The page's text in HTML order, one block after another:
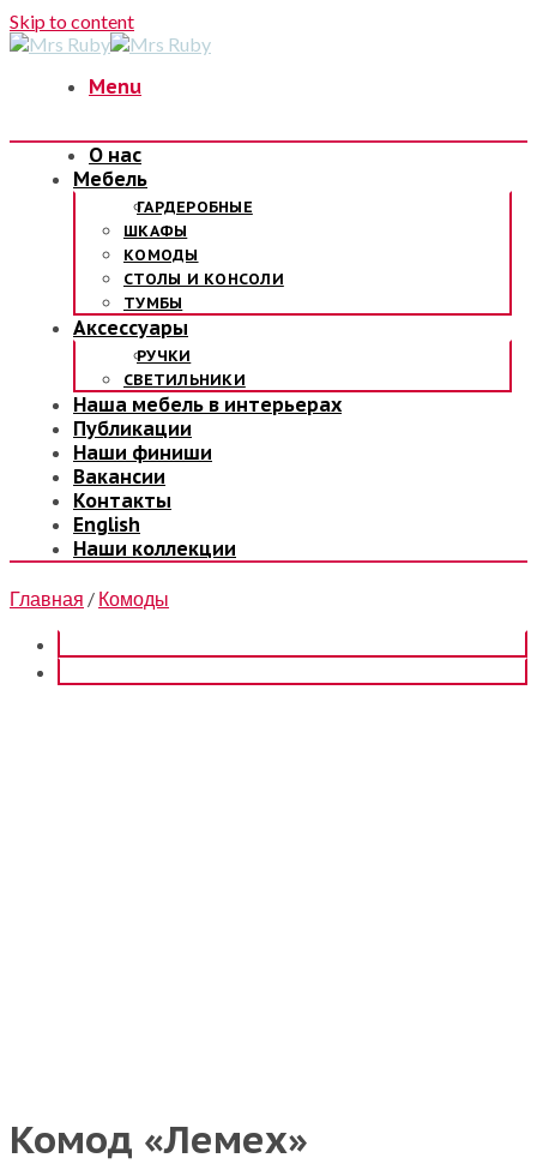
Skip to content
Menu
О нас
Мебель
ГАРДЕРОБНЫЕ
ШКАФЫ
КОМОДЫ
СТОЛЫ И КОНСОЛИ
ТУМБЫ
Аксессуары
РУЧКИ
СВЕТИЛЬНИКИ
Наша мебель в интерьерах
Публикации
Наши финиши
Вакансии
Контакты
English
Наши коллекции
Главная / Комоды
Комод «Лемех»